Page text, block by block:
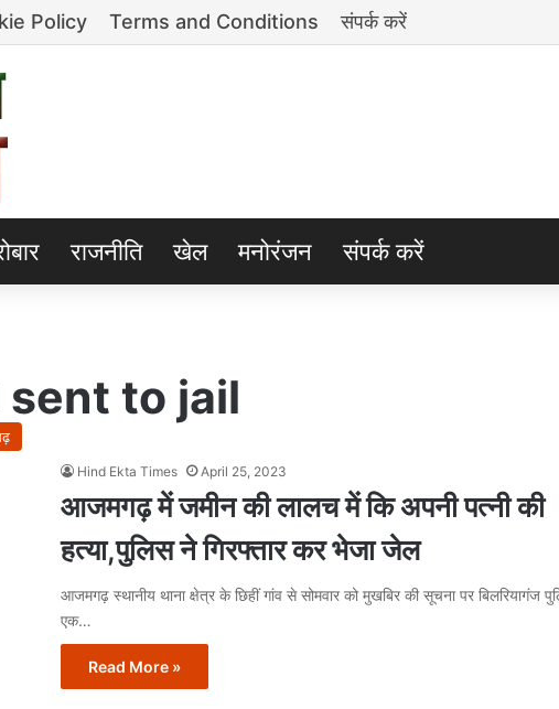
Policy Terms and Conditions संपर्क करें
राजनीति खेल मनोरंजन संपर्क करें
to jail
Hind Ekta Times April 25, 2023
आजमगढ़ में जमीन की लालच में कि अपनी पत्नी की
हत्या,पुलिस ने गिरफ्तार कर भेजा जेल
आजमगढ़ स्थानीय थाना क्षेत्र के छिहीं गांव से सोमवार को मुखबिर की सूचना पर बिलरियागंज
एक…
Read More »